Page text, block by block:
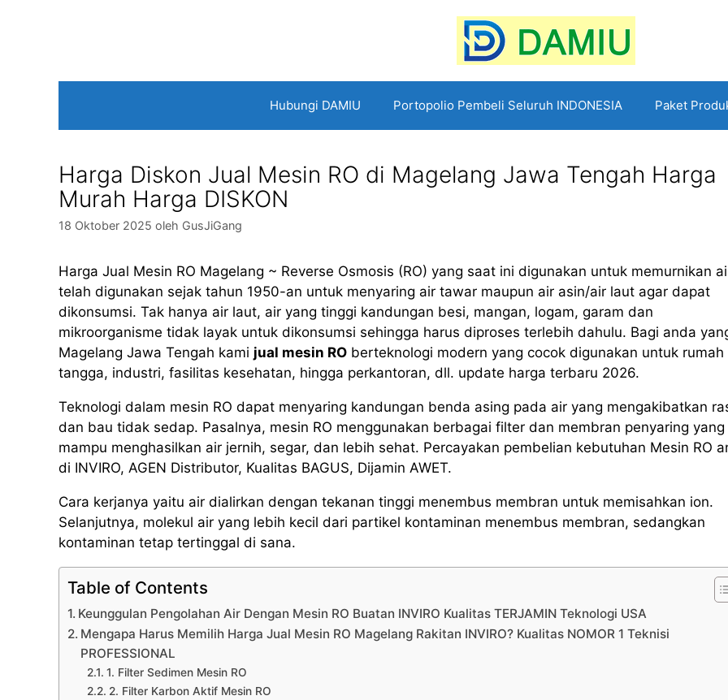
Hubungi DAMIU Portopolio Pembeli Seluruh INDONESIA Paket
Harga Diskon Jual Mesin RO di Magelang Jawa Tengah Harga
Murah Harga DISKON
18 Oktober 2025 oleh GusJiGang
Harga Jual Mesin RO Magelang ~ Reverse Osmosis (RO) yang saat ini digunakan untuk memurnikan
telah digunakan sejak tahun 1950-an untuk menyaring air tawar maupun air asin/air laut agar dapat
dikonsumsi. Tak hanya air laut, air yang tinggi kandungan besi, mangan, logam, garam dan
mikroorganisme tidak layak untuk dikonsumsi sehingga harus diproses terlebih dahulu. Bagi anda
Magelang Jawa Tengah kami jual mesin RO berteknologi modern yang cocok digunakan untuk rumah
tangga, industri, fasilitas kesehatan, hingga perkantoran, dll. update harga terbaru 2026.
Teknologi dalam mesin RO dapat menyaring kandungan benda asing pada air yang mengakibatkan
dan bau tidak sedap. Pasalnya, mesin RO menggunakan berbagai filter dan membran penyaring yang
mampu menghasilkan air jernih, segar, dan lebih sehat. Percayakan pembelian kebutuhan Mesin RO
di INVIRO, AGEN Distributor, Kualitas BAGUS, Dijamin AWET.
Cara kerjanya yaitu air dialirkan dengan tekanan tinggi menembus membran untuk memisahkan ion.
Selanjutnya, molekul air yang lebih kecil dari partikel kontaminan menembus membran, sedangkan
kontaminan tetap tertinggal di sana.
Table of Contents
Keunggulan Pengolahan Air Dengan Mesin RO Buatan INVIRO Kualitas TERJAMIN Teknologi USA
Mengapa Harus Memilih Harga Jual Mesin RO Magelang Rakitan INVIRO? Kualitas NOMOR 1 Teknisi
PROFESSIONAL
1. Filter Sedimen Mesin RO
2. Filter Karbon Aktif Mesin RO